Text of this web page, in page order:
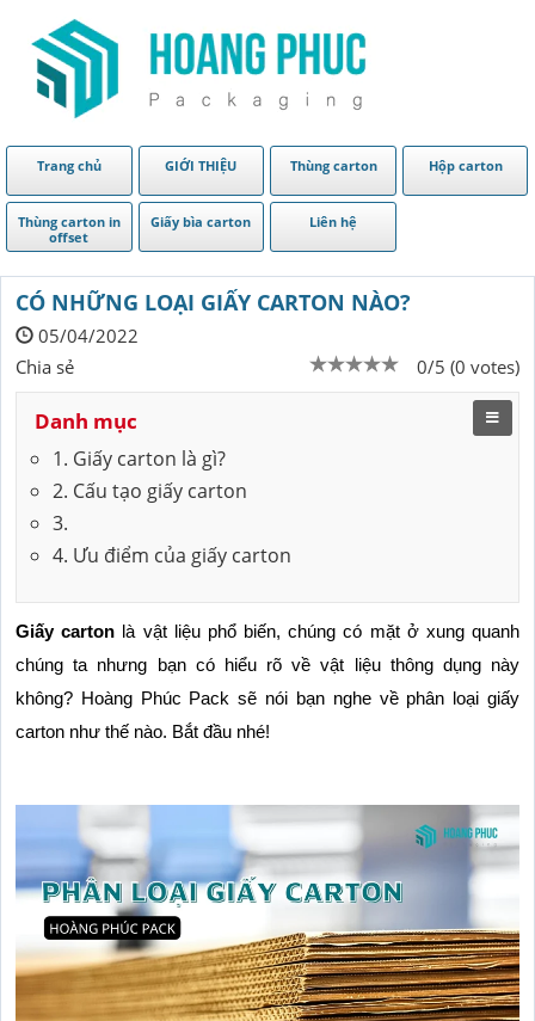
Trang chủ GIỚI THIỆU Thùng carton Hộp carton
Thùng carton in
offset
Giấy bìa carton Liên hệ
CÓ NHỮNG LOẠI GIẤY CARTON NÀO?
05/04/2022
0/5 (0 votes)
Chia sẻ
Danh mục
1. Giấy carton là gì?
2. Cấu tạo giấy carton
3.
4. Ưu điểm của giấy carton
Giấy carton là vật liệu phổ biến, chúng có mặt ở xung quanh
chúng ta nhưng bạn có hiểu rõ về vật liệu thông dụng này
không? Hoàng Phúc Pack sẽ nói bạn nghe về phân loại giấy
carton như thế nào. Bắt đầu nhé!